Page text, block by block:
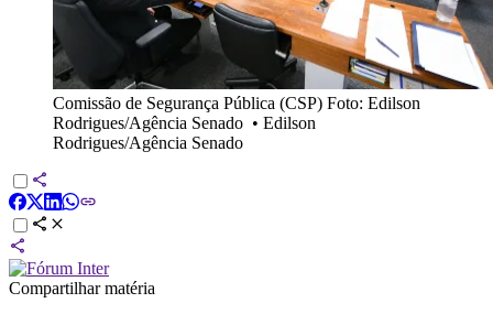
Comissão de Segurança Pública (CSP) Foto: Edilson
Rodrigues/Agência Senado • Edilson
Rodrigues/Agência Senado
Compartilhar matéria